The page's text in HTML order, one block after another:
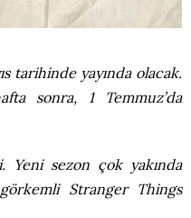
tarihinde yayında olacak.
sonra, 1 Temmuz’da
Yeni sezon çok yakında
Stranger Things